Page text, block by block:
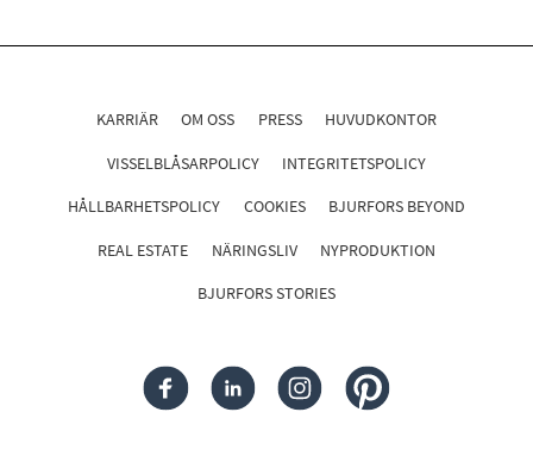
KARRIÄR OM OSS PRESS HUVUDKONTOR
VISSELBLÅSARPOLICY INTEGRITETSPOLICY
HÅLLBARHETSPOLICY COOKIES BJURFORS BEYOND
REAL ESTATE NÄRINGSLIV NYPRODUKTION
BJURFORS STORIES